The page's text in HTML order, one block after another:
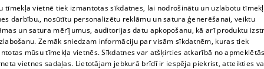
tīmekļa vietnē tiek izmantotas sīkdatnes, lai nodrošinātu un uzlabotu
darbību., nosūtītu personalizētu reklāmu un satura ģenerēšanai, veiktu
un satura mērījumus, auditorijas datu apkopošanu, kā arī produktu
Zemāk sniedzam informāciju par visām sīkdatnēm, kuras tiek
mūsu tīmekļa vietnēs. Sīkdatnes var atšķirties atkarībā no
vietnes sadaļas. Lietotājam jebkurā brīdī ir iespēja piekrist, atteikties